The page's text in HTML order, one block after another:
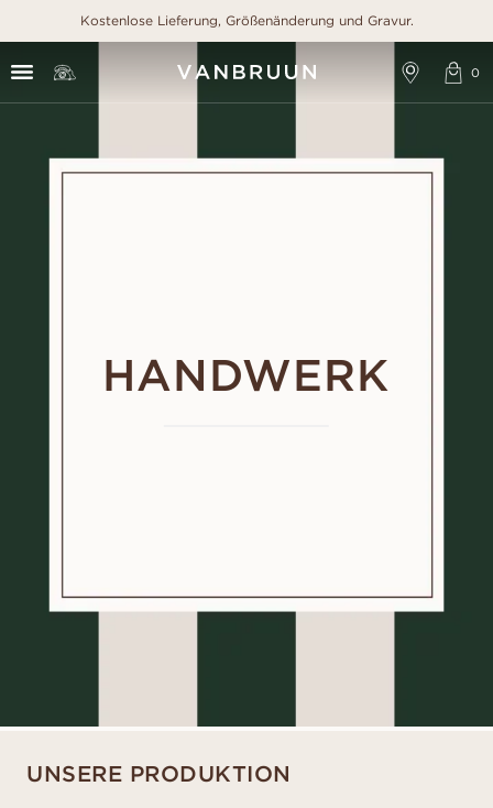
Kostenlose Lieferung, Größenänderung und Gravur.
HANDWERK
UNSERE PRODUKTION